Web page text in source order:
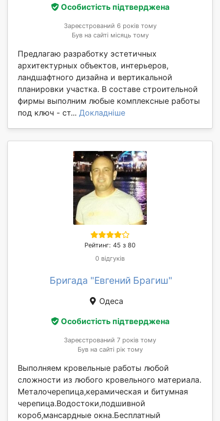
Особистість підтверджена
Зареєстрований 6 років тому
Був на сайті місяць тому
Предлагаю разработку эстетичных
архитектурных объектов, интерьеров,
ландшафтного дизайна и вертикальной
планировки участка. В составе строительной
фирмы выполним любые комплексные работы
под ключ - ст... Докладніше
Рейтинг: 45 з 80
0 відгуків
Бригада "Евгений Брагиш"
Одеса
Особистість підтверджена
Зареєстрований 7 років тому
Був на сайті рік тому
Выполняем кровельные работы любой
сложности из любого кровельного материала.
Металочерепица,керамическая и битумная
черепица.Водостоки,подшивной
короб,мансардные окна.Бесплатный